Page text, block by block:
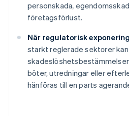
personskada,
företagsförlust.
När regulatorisk
starkt reglerade sektorer kan
böter, utredningar eller
hänföras till en parts